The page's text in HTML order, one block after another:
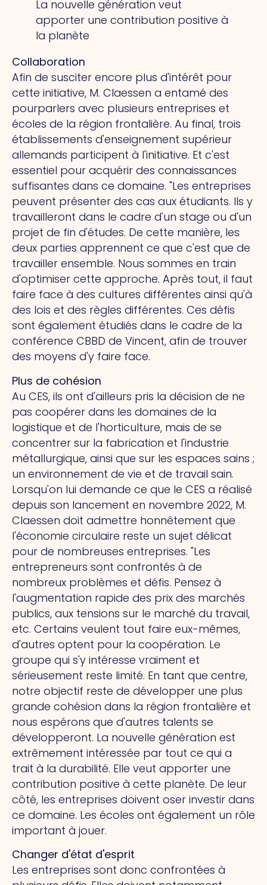
La nouvelle génération veut
apporter une contribution positive à
la planète
Collaboration
Afin de susciter encore plus d'intérêt pour
cette initiative, M. Claessen a entamé des
pourparlers avec plusieurs entreprises et
écoles de la région frontalière. Au final, trois
établissements d'enseignement supérieur
allemands participent à l'initiative. Et c'est
essentiel pour acquérir des connaissances
suffisantes dans ce domaine. "Les entreprises
peuvent présenter des cas aux étudiants. Ils y
travailleront dans le cadre d'un stage ou d'un
projet de fin d'études. De cette manière, les
deux parties apprennent ce que c'est que de
travailler ensemble. Nous sommes en train
d'optimiser cette approche. Après tout, il faut
faire face à des cultures différentes ainsi qu'à
des lois et des règles différentes. Ces défis
sont également étudiés dans le cadre de la
conférence CBBD de Vincent, afin de trouver
des moyens d'y faire face.
Plus de cohésion
Au CES, ils ont d'ailleurs pris la décision de ne
pas coopérer dans les domaines de la
logistique et de l'horticulture, mais de se
concentrer sur la fabrication et l'industrie
métallurgique, ainsi que sur les espaces sains ;
un environnement de vie et de travail sain.
Lorsqu'on lui demande ce que le CES a réalisé
depuis son lancement en novembre 2022, M.
Claessen doit admettre honnêtement que
l'économie circulaire reste un sujet délicat
pour de nombreuses entreprises. "Les
entrepreneurs sont confrontés à de
nombreux problèmes et défis. Pensez à
l'augmentation rapide des prix des marchés
publics, aux tensions sur le marché du travail,
etc. Certains veulent tout faire eux-mêmes,
d'autres optent pour la coopération. Le
groupe qui s'y intéresse vraiment et
sérieusement reste limité. En tant que centre,
notre objectif reste de développer une plus
grande cohésion dans la région frontalière et
nous espérons que d'autres talents se
développeront. La nouvelle génération est
extrêmement intéressée par tout ce qui a
trait à la durabilité. Elle veut apporter une
contribution positive à cette planète. De leur
côté, les entreprises doivent oser investir dans
ce domaine. Les écoles ont également un rôle
important à jouer.
Changer d'état d'esprit
Les entreprises sont donc confrontées à